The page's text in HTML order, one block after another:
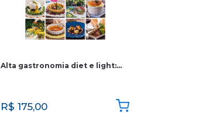
Alta gastronomia diet e light:…
R$ 175,00